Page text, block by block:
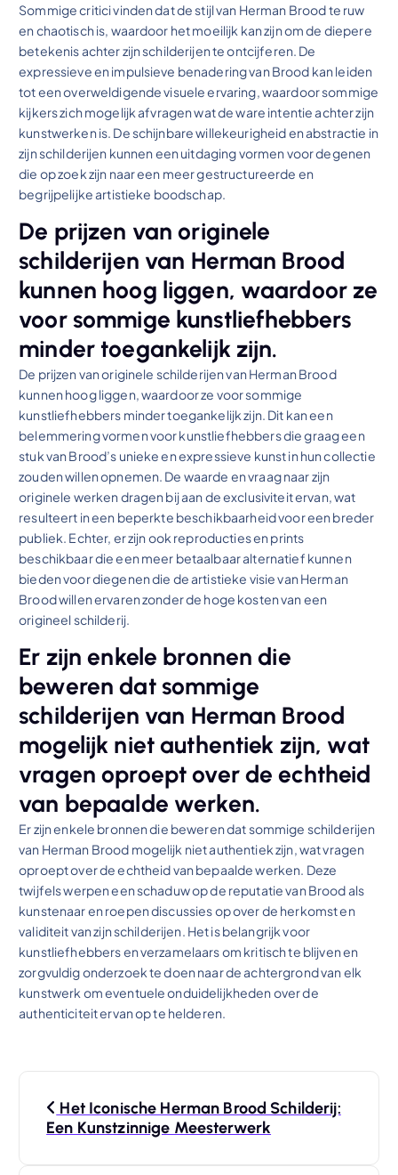
Sommige critici vinden dat de stijl van Herman Brood te ruw
en chaotisch is, waardoor het moeilijk kan zijn om de diepere
betekenis achter zijn schilderijen te ontcijferen. De
expressieve en impulsieve benadering van Brood kan leiden
tot een overweldigende visuele ervaring, waardoor sommige
kijkers zich mogelijk afvragen wat de ware intentie achter zijn
kunstwerken is. De schijnbare willekeurigheid en abstractie in
zijn schilderijen kunnen een uitdaging vormen voor degenen
die op zoek zijn naar een meer gestructureerde en
begrijpelijke artistieke boodschap.
De prijzen van originele
schilderijen van Herman Brood
kunnen hoog liggen, waardoor ze
voor sommige kunstliefhebbers
minder toegankelijk zijn.
De prijzen van originele schilderijen van Herman Brood
kunnen hoog liggen, waardoor ze voor sommige
kunstliefhebbers minder toegankelijk zijn. Dit kan een
belemmering vormen voor kunstliefhebbers die graag een
stuk van Brood’s unieke en expressieve kunst in hun collectie
zouden willen opnemen. De waarde en vraag naar zijn
originele werken dragen bij aan de exclusiviteit ervan, wat
resulteert in een beperkte beschikbaarheid voor een breder
publiek. Echter, er zijn ook reproducties en prints
beschikbaar die een meer betaalbaar alternatief kunnen
bieden voor diegenen die de artistieke visie van Herman
Brood willen ervaren zonder de hoge kosten van een
origineel schilderij.
Er zijn enkele bronnen die
beweren dat sommige
schilderijen van Herman Brood
mogelijk niet authentiek zijn, wat
vragen oproept over de echtheid
van bepaalde werken.
Er zijn enkele bronnen die beweren dat sommige schilderijen
van Herman Brood mogelijk niet authentiek zijn, wat vragen
oproept over de echtheid van bepaalde werken. Deze
twijfels werpen een schaduw op de reputatie van Brood als
kunstenaar en roepen discussies op over de herkomst en
validiteit van zijn schilderijen. Het is belangrijk voor
kunstliefhebbers en verzamelaars om kritisch te blijven en
zorgvuldig onderzoek te doen naar de achtergrond van elk
kunstwerk om eventuele onduidelijkheden over de
authenticiteit ervan op te helderen.
Het Iconische Herman Brood Schilderij:
Een Kunstzinnige Meesterwerk